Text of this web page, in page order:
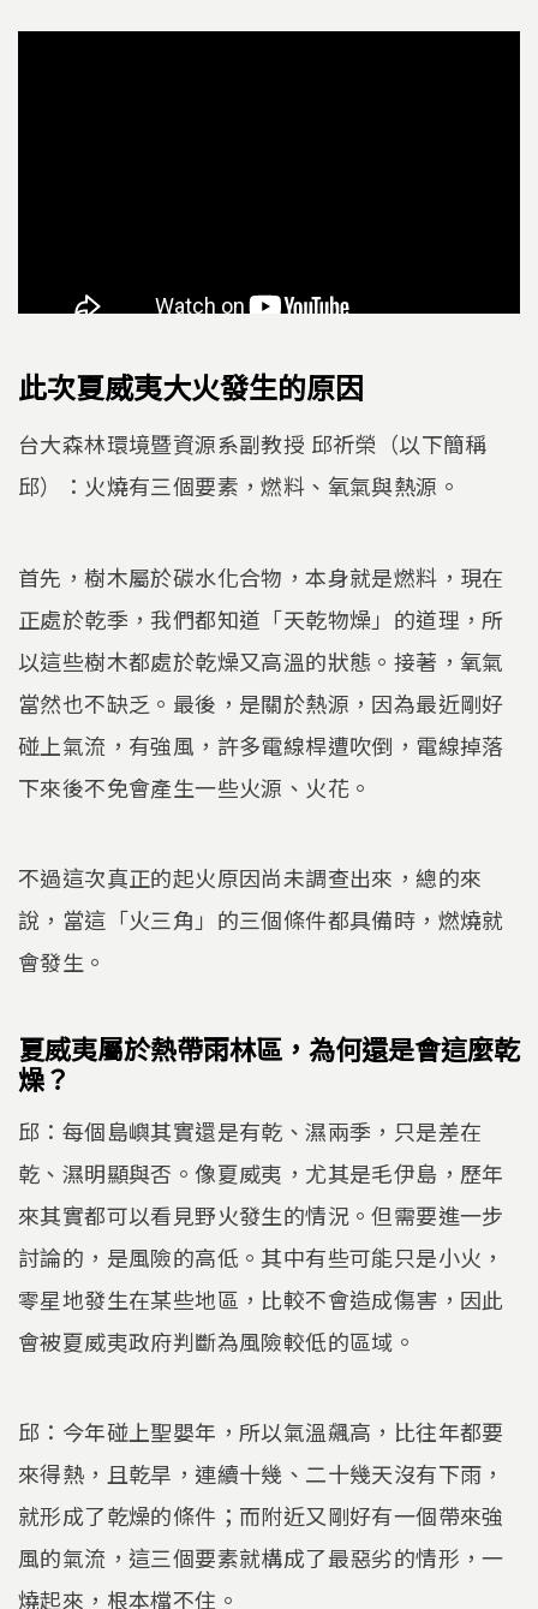
此次夏威夷大火發生的原因
台大森林環境暨資源系副教授 邱祈榮（以下簡稱
邱）：火燒有三個要素，燃料、氧氣與熱源。
首先，樹木屬於碳水化合物，本身就是燃料，現在
正處於乾季，我們都知道「天乾物燥」的道理，所
以這些樹木都處於乾燥又高溫的狀態。接著，氧氣
當然也不缺乏。最後，是關於熱源，因為最近剛好
碰上氣流，有強風，許多電線桿遭吹倒，電線掉落
下來後不免會產生一些火源、火花。
不過這次真正的起火原因尚未調查出來，總的來
說，當這「火三角」的三個條件都具備時，燃燒就
會發生。
夏威夷屬於熱帶雨林區，為何還是會這麼乾
燥？
邱：每個島嶼其實還是有乾、濕兩季，只是差在
乾、濕明顯與否。像夏威夷，尤其是毛伊島，歷年
來其實都可以看見野火發生的情況。但需要進一步
討論的，是風險的高低。其中有些可能只是小火，
零星地發生在某些地區，比較不會造成傷害，因此
會被夏威夷政府判斷為風險較低的區域。
邱：今年碰上聖嬰年，所以氣溫飆高，比往年都要
來得熱，且乾旱，連續十幾、二十幾天沒有下雨，
就形成了乾燥的條件；而附近又剛好有一個帶來強
風的氣流，這三個要素就構成了最惡劣的情形，一
燒起來，根本檔不住。